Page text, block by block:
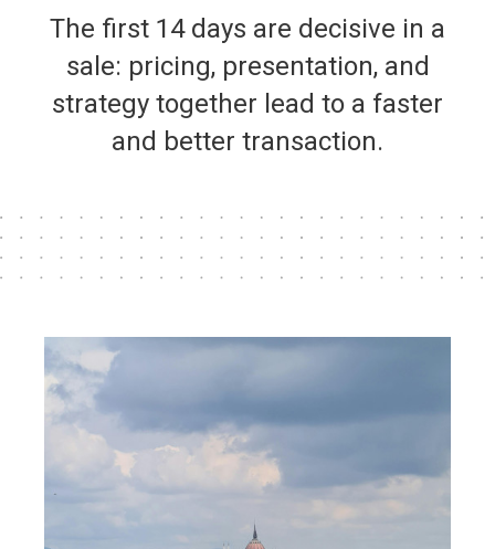
The first 14 days are decisive in a
sale: pricing, presentation, and
strategy together lead to a faster
and better transaction.